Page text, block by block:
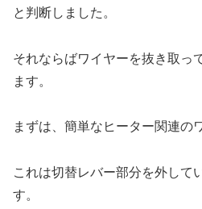
と判断しました。
それならばワイヤーを抜き取っ
ます。
まずは、簡単なヒーター関連の
これは切替レバー部分を外して
す。